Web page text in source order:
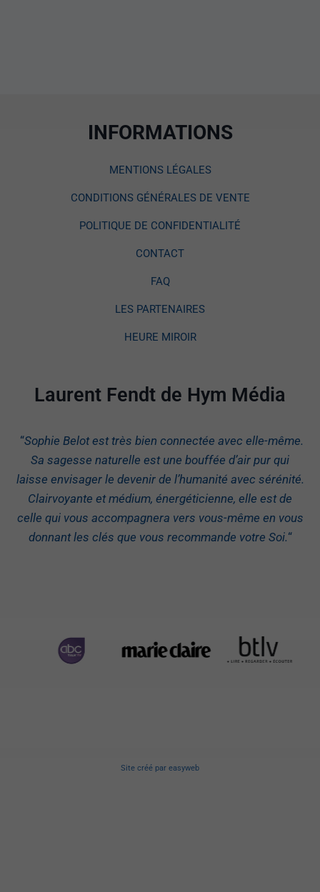
INFORMATIONS
MENTIONS LÉGALES
CONDITIONS GÉNÉRALES DE VENTE
POLITIQUE DE CONFIDENTIALITÉ
CONTACT
FAQ
LES PARTENAIRES
HEURE MIROIR
Laurent Fendt de Hym Média
“Sophie Belot est très bien connectée avec elle-même.
Sa sagesse naturelle est une bouffée d’air pur qui
laisse envisager le devenir de l’humanité avec sérénité.
Clairvoyante et médium, énergéticienne, elle est de
celle qui vous accompagnera vers vous-même en vous
donnant les clés que vous recommande votre Soi.“
Site créé par easyweb